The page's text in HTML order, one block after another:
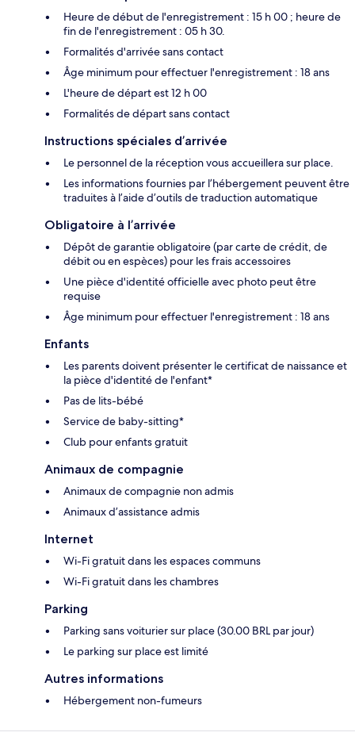
Heure de début de l'enregistrement : 15 h 00 ; heure de
fin de l'enregistrement : 05 h 30.
Formalités d'arrivée sans contact
Âge minimum pour effectuer l'enregistrement : 18 ans
L'heure de départ est 12 h 00
Formalités de départ sans contact
Instructions spéciales d’arrivée
Le personnel de la réception vous accueillera sur place.
Les informations fournies par l’hébergement peuvent être
traduites à l’aide d’outils de traduction automatique
Obligatoire à l’arrivée
Dépôt de garantie obligatoire (par carte de crédit, de
débit ou en espèces) pour les frais accessoires
Une pièce d'identité officielle avec photo peut être
requise
Âge minimum pour effectuer l'enregistrement : 18 ans
Enfants
Les parents doivent présenter le certificat de naissance et
la pièce d'identité de l'enfant*
Pas de lits-bébé
Service de baby-sitting*
Club pour enfants gratuit
Animaux de compagnie
Animaux de compagnie non admis
Animaux d’assistance admis
Internet
Wi-Fi gratuit dans les espaces communs
Wi-Fi gratuit dans les chambres
Parking
Parking sans voiturier sur place (30.00 BRL par jour)
Le parking sur place est limité
Autres informations
Hébergement non-fumeurs